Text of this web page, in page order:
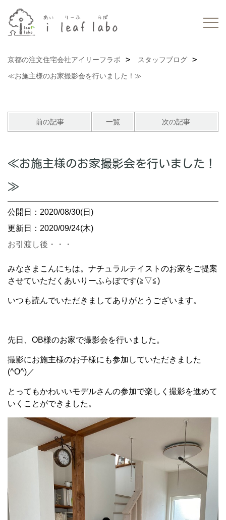
京都の注文住宅会社アイリーフラボ
スタッフブログ
≪お施主様のお家撮影会を行いました！≫
前の記事 一覧 次の記事
≪お施主様のお家撮影会を行いました！
≫
公開日：2020/08/30(日)
更新日：2020/09/24(木)
お引渡し後・・・
みなさまこんにちは。ナチュラルテイストのお家をご提案
させていただくあいりーふらぼです(≧▽≦)
いつも読んでいただきましてありがとうございます。
先日、OB様のお家で撮影会を行いました。
撮影にお施主様のお子様にも参加していただきました
(^O^)／
とってもかわいいモデルさんの参加で楽しく撮影を進めて
いくことができました。